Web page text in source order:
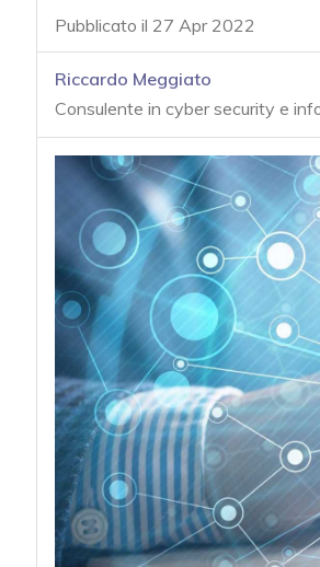
Pubblicato il 27 Apr 2022
Riccardo Meggiato
Consulente in cyber security e